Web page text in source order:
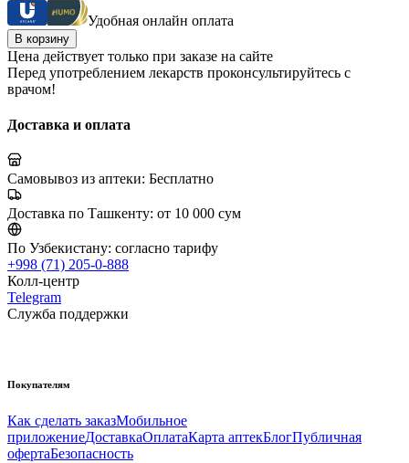
Удобная онлайн оплата
В корзину
Цена действует только при заказе на сайте
Перед употреблением лекарств проконсультируйтесь с
врачом!
Доставка и оплата
Самовывоз из аптеки: Бесплатно
Доставка по Ташкенту: от 10 000 сум
По Узбекистану: согласно тарифу
+998 (71) 205-0-888
Колл-центр
Telegram
Служба поддержки
Покупателям
Как сделать заказМобильное
приложениеДоставкаОплатаКарта аптекБлогПубличная
офертаБезопасность